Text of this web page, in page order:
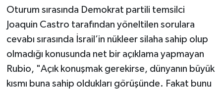
Oturum sırasında Demokrat partili temsilci
Joaquin Castro tarafından yöneltilen sorulara
cevabı sırasında İsrail’in nükleer silaha sahip olup
olmadığı konusunda net bir açıklama yapmayan
Rubio, "Açık konuşmak gerekirse, dünyanın büyük
kısmı buna sahip oldukları görüşünde. Fakat bunu